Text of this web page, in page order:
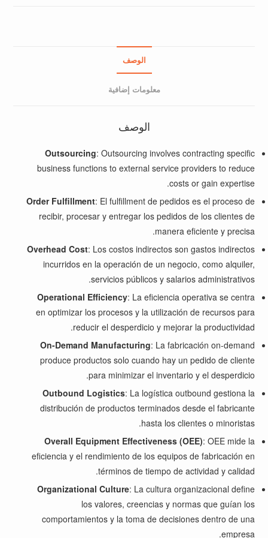
الوصف
معلومات إضافية
الوصف
Outsourcing: Outsourcing involves contracting specific
business functions to external service providers to reduce
costs or gain expertise.
Order Fulfillment: El fulfillment de pedidos es el proceso de
recibir, procesar y entregar los pedidos de los clientes de
manera eficiente y precisa.
Overhead Cost: Los costos indirectos son gastos indirectos
incurridos en la operación de un negocio, como alquiler,
servicios públicos y salarios administrativos.
Operational Efficiency: La eficiencia operativa se centra
en optimizar los procesos y la utilización de recursos para
reducir el desperdicio y mejorar la productividad.
On-Demand Manufacturing: La fabricación on-demand
produce productos solo cuando hay un pedido de cliente
para minimizar el inventario y el desperdicio.
Outbound Logistics: La logística outbound gestiona la
distribución de productos terminados desde el fabricante
hasta los clientes o minoristas.
Overall Equipment Effectiveness (OEE): OEE mide la
eficiencia y el rendimiento de los equipos de fabricación en
términos de tiempo de actividad y calidad.
Organizational Culture: La cultura organizacional define
los valores, creencias y normas que guían los
comportamientos y la toma de decisiones dentro de una
empresa.